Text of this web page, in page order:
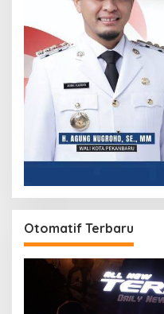
Otomatif Terbaru